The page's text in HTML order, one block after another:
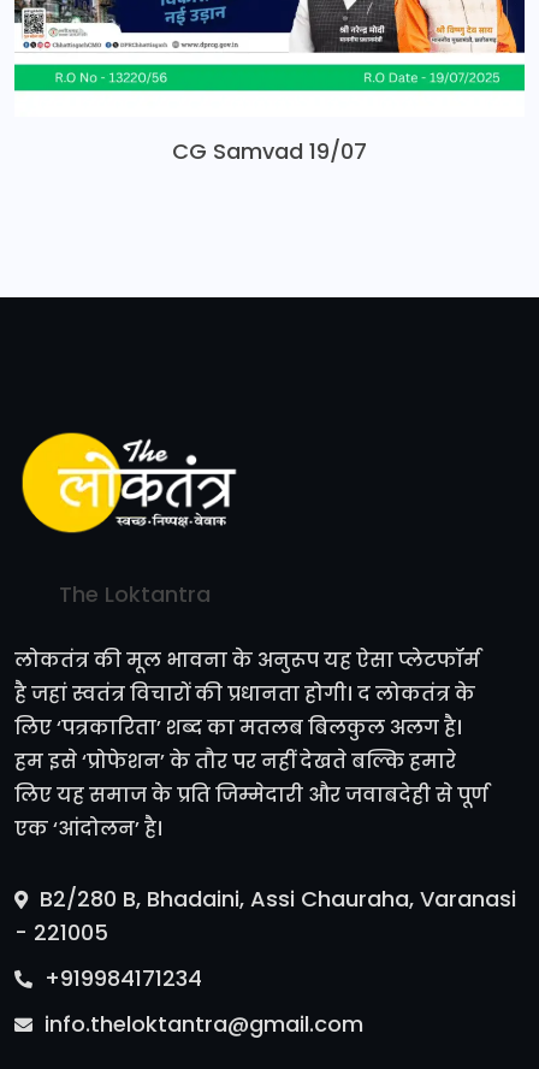
CG Samvad 19/07
The Loktantra
लोकतंत्र की मूल भावना के अनुरूप यह ऐसा प्लेटफॉर्म
है जहां स्वतंत्र विचारों की प्रधानता होगी। द लोकतंत्र के
लिए ‘पत्रकारिता’ शब्द का मतलब बिलकुल अलग है।
हम इसे ‘प्रोफेशन’ के तौर पर नहीं देखते बल्कि हमारे
लिए यह समाज के प्रति जिम्मेदारी और जवाबदेही से पूर्ण
एक ‘आंदोलन’ है।
B2/280 B, Bhadaini, Assi Chauraha, Varanasi
- 221005
+919984171234
info.theloktantra@gmail.com